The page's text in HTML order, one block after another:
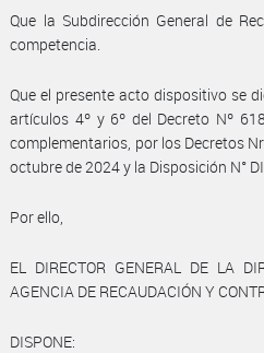
Que la Subdirección General de
competencia.
Que el presente acto dispositivo se
artículos 4º y 6º del Decreto Nº
complementarios, por los Decretos
octubre de 2024 y la Disposición N°
Por ello,
EL DIRECTOR GENERAL DE LA
AGENCIA DE RECAUDACIÓN Y
DISPONE: